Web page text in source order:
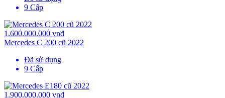
9 Cấp
1.600.000.000 vnđ
Mercedes C 200 cũ 2022
Đã sử dụng
9 Cấp
1.900.000.000 vnđ